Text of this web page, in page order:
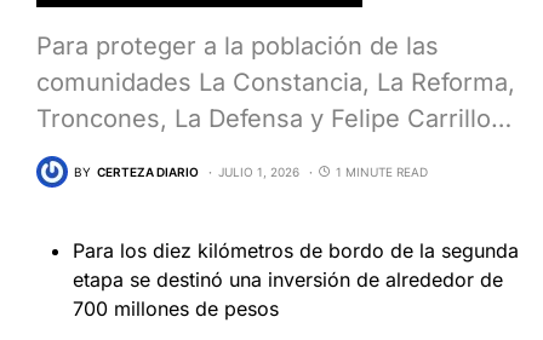
Para proteger a la población de las
comunidades La Constancia, La Reforma,
Troncones, La Defensa y Felipe Carrillo…
BY CERTEZA DIARIO JULIO 1, 2026 1 MINUTE READ
Para los diez kilómetros de bordo de la segunda
etapa se destinó una inversión de alrededor de
700 millones de pesos